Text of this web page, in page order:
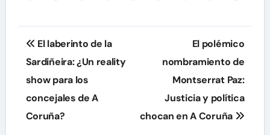
Navegación
de
entradas
El laberinto de la
Sardiñeira: ¿Un reality
show para los
concejales de A
Coruña?
El polémico
nombramiento de
Montserrat Paz:
Justicia y política
chocan en A Coruña